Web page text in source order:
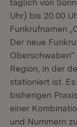
täglich von
Uhr) bis 20.00
Funkrufnamen
Der neue
Region, in der
stationiert ist.
bisherigen
einer
und Nummern